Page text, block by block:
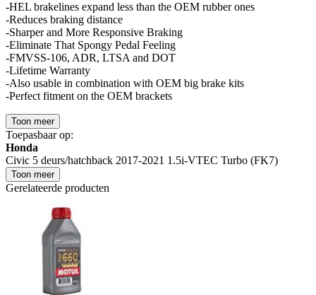
-HEL brakelines expand less than the OEM rubber ones
-Reduces braking distance
-Sharper and More Responsive Braking
-Eliminate That Spongy Pedal Feeling
-FMVSS-106, ADR, LTSA and DOT
-Lifetime Warranty
-Also usable in combination with OEM big brake kits
-Perfect fitment on the OEM brackets
Toon meer
Toepasbaar op:
Honda
Civic 5 deurs/hatchback 2017-2021 1.5i-VTEC Turbo (FK7)
Toon meer
Gerelateerde producten